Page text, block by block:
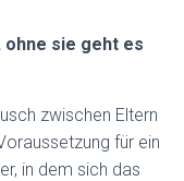
L
E
ohne sie geht es
zwischen Eltern
für ein
in dem sich das